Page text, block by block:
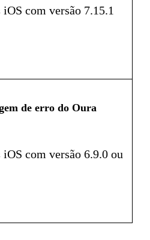
com versão 7.15.1
de erro do Oura
com versão 6.9.0 ou